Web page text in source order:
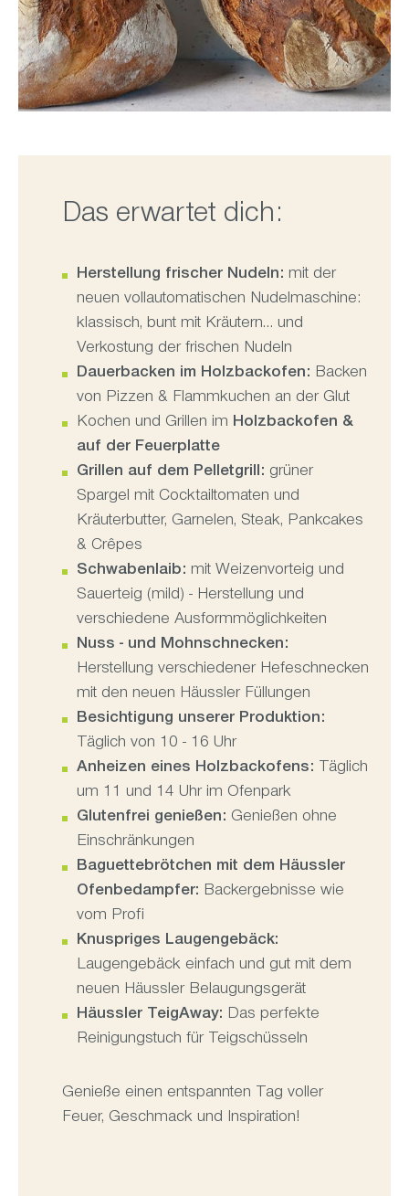
Das erwartet dich:
Herstellung frischer Nudeln: mit der
neuen vollautomatischen Nudelmaschine:
klassisch, bunt mit Kräutern… und
Verkostung der frischen Nudeln
Dauerbacken im Holzbackofen: Backen
von Pizzen & Flammkuchen an der Glut
Kochen und Grillen im Holzbackofen &
auf der Feuerplatte
Grillen auf dem Pelletgrill: grüner
Spargel mit Cocktailtomaten und
Kräuterbutter, Garnelen, Steak, Pankcakes
& Crêpes
Schwabenlaib: mit Weizenvorteig und
Sauerteig (mild) - Herstellung und
verschiedene Ausformmöglichkeiten
Nuss - und Mohnschnecken:
Herstellung verschiedener Hefeschnecken
mit den neuen Häussler Füllungen
Besichtigung unserer Produktion:
Täglich von 10 - 16 Uhr
Anheizen eines Holzbackofens: Täglich
um 11 und 14 Uhr im Ofenpark
Glutenfrei genießen: Genießen ohne
Einschränkungen
Baguettebrötchen mit dem Häussler
Ofenbedampfer: Backergebnisse wie
vom Profi
Knuspriges Laugengebäck:
Laugengebäck einfach und gut mit dem
neuen Häussler Belaugungsgerät
Häussler TeigAway: Das perfekte
Reinigungstuch für Teigschüsseln
Genieße einen entspannten Tag voller
Feuer, Geschmack und Inspiration!